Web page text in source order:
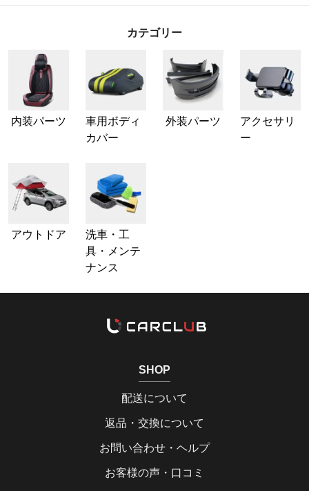
カテゴリー
内装パーツ
車用ボディ
カバー
外装パーツ
アクセサリ
ー
アウトドア
洗車・工
具・メンテ
ナンス
SHOP
配送について
返品・交換について
お問い合わせ・ヘルプ
お客様の声・口コミ